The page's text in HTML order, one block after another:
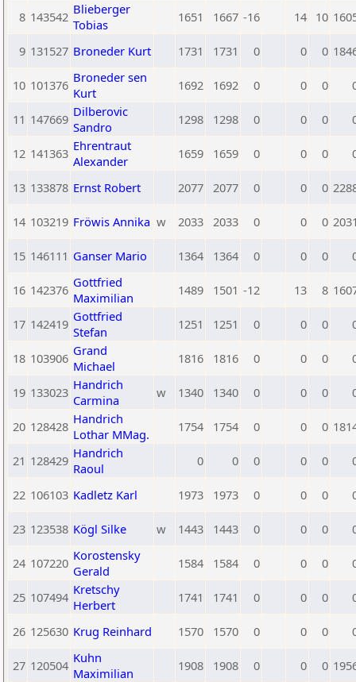
8 143542 Blieberger
Tobias
1651 1667 -16 14 10
9 131527 Broneder Kurt 1731 1731 0 0 0
10 101376 Broneder sen
Kurt
1692 1692 0 0 0
11 147669 Dilberovic
Sandro
1298 1298 0 0 0
12 141363 Ehrentraut
Alexander
1659 1659 0 0 0
13 133878 Ernst Robert 2077 2077 0 0 0
14 103219 Fröwis Annika w 2033 2033 0 0 0
15 146111 Ganser Mario 1364 1364 0 0 0
16 142376 Gottfried
Maximilian
1489 1501 -12 13 8
17 142419 Gottfried
Stefan
1251 1251 0 0 0
18 103906 Grand
Michael
1816 1816 0 0 0
19 133023 Handrich
Carmina
w 1340 1340 0 0 0
20 128428 Handrich
Lothar MMag.
1754 1754 0 0 0
21 128429 Handrich
Raoul
0 0 0 0 0
22 106103 Kadletz Karl 1973 1973 0 0 0
23 123538 Kögl Silke w 1443 1443 0 0 0
24 107220 Korostensky
Gerald
1584 1584 0 0 0
25 107494 Kretschy
Herbert
1741 1741 0 0 0
26 125630 Krug Reinhard 1570 1570 0 0 0
27 120504 Kuhn
Maximilian
1908 1908 0 0 0